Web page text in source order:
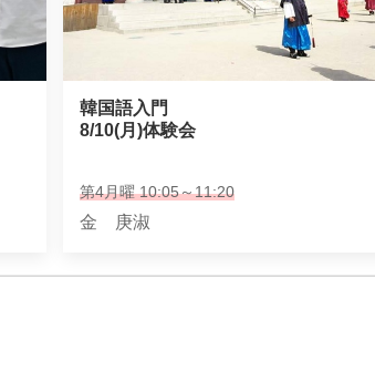
韓国語入門
8/10(月)体験会
第4月曜 10:05～11:20
金 庚淑